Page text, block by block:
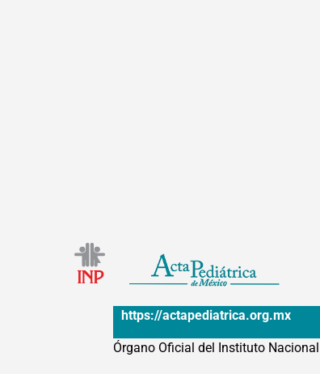
https://actapediatrica.org.mx
Órgano Oficial del Instituto